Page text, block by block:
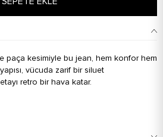
paça kesimiyle bu jean, hem konfor hem
vücuda zarif bir siluet
retro bir hava katar.